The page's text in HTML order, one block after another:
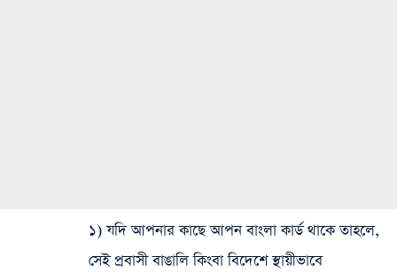
১) যদি আপনার কাছে আপন বাংলা কার্ড থাকে তাহলে,
সেই প্রবাসী বাঙালি কিংবা বিদেশে স্থায়ীভাবে